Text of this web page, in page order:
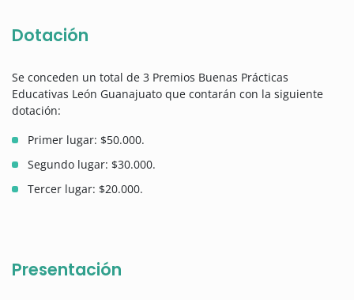
Dotación
Se conceden un total de 3 Premios Buenas Prácticas
Educativas León Guanajuato que contarán con la siguiente
dotación:
Primer lugar: $50.000.
Segundo lugar: $30.000.
Tercer lugar: $20.000.
Presentación